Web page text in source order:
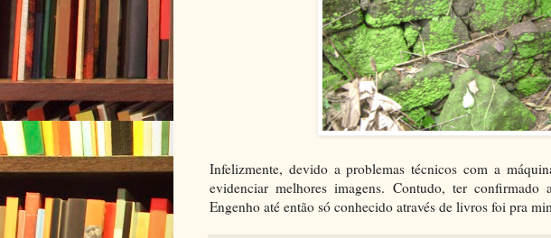
Infelizmente, devido a problemas técnicos com a
evidenciar melhores imagens. Contudo, ter
Engenho até então só conhecido através de livros foi pra